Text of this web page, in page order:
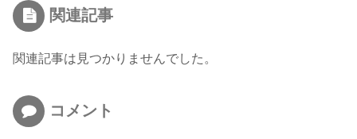
関連記事
関連記事は見つかりませんでした。
コメント